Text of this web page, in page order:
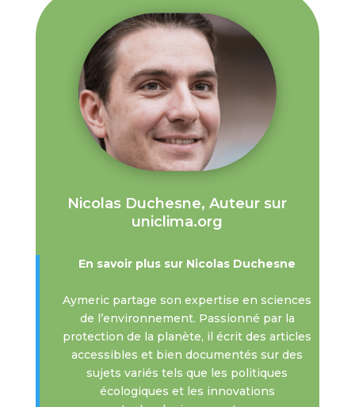
Nicolas Duchesne, Auteur sur
uniclima.org
En savoir plus sur Nicolas Duchesne
Aymeric partage son expertise en sciences
de l’environnement. Passionné par la
protection de la planète, il écrit des articles
accessibles et bien documentés sur des
sujets variés tels que les politiques
écologiques et les innovations